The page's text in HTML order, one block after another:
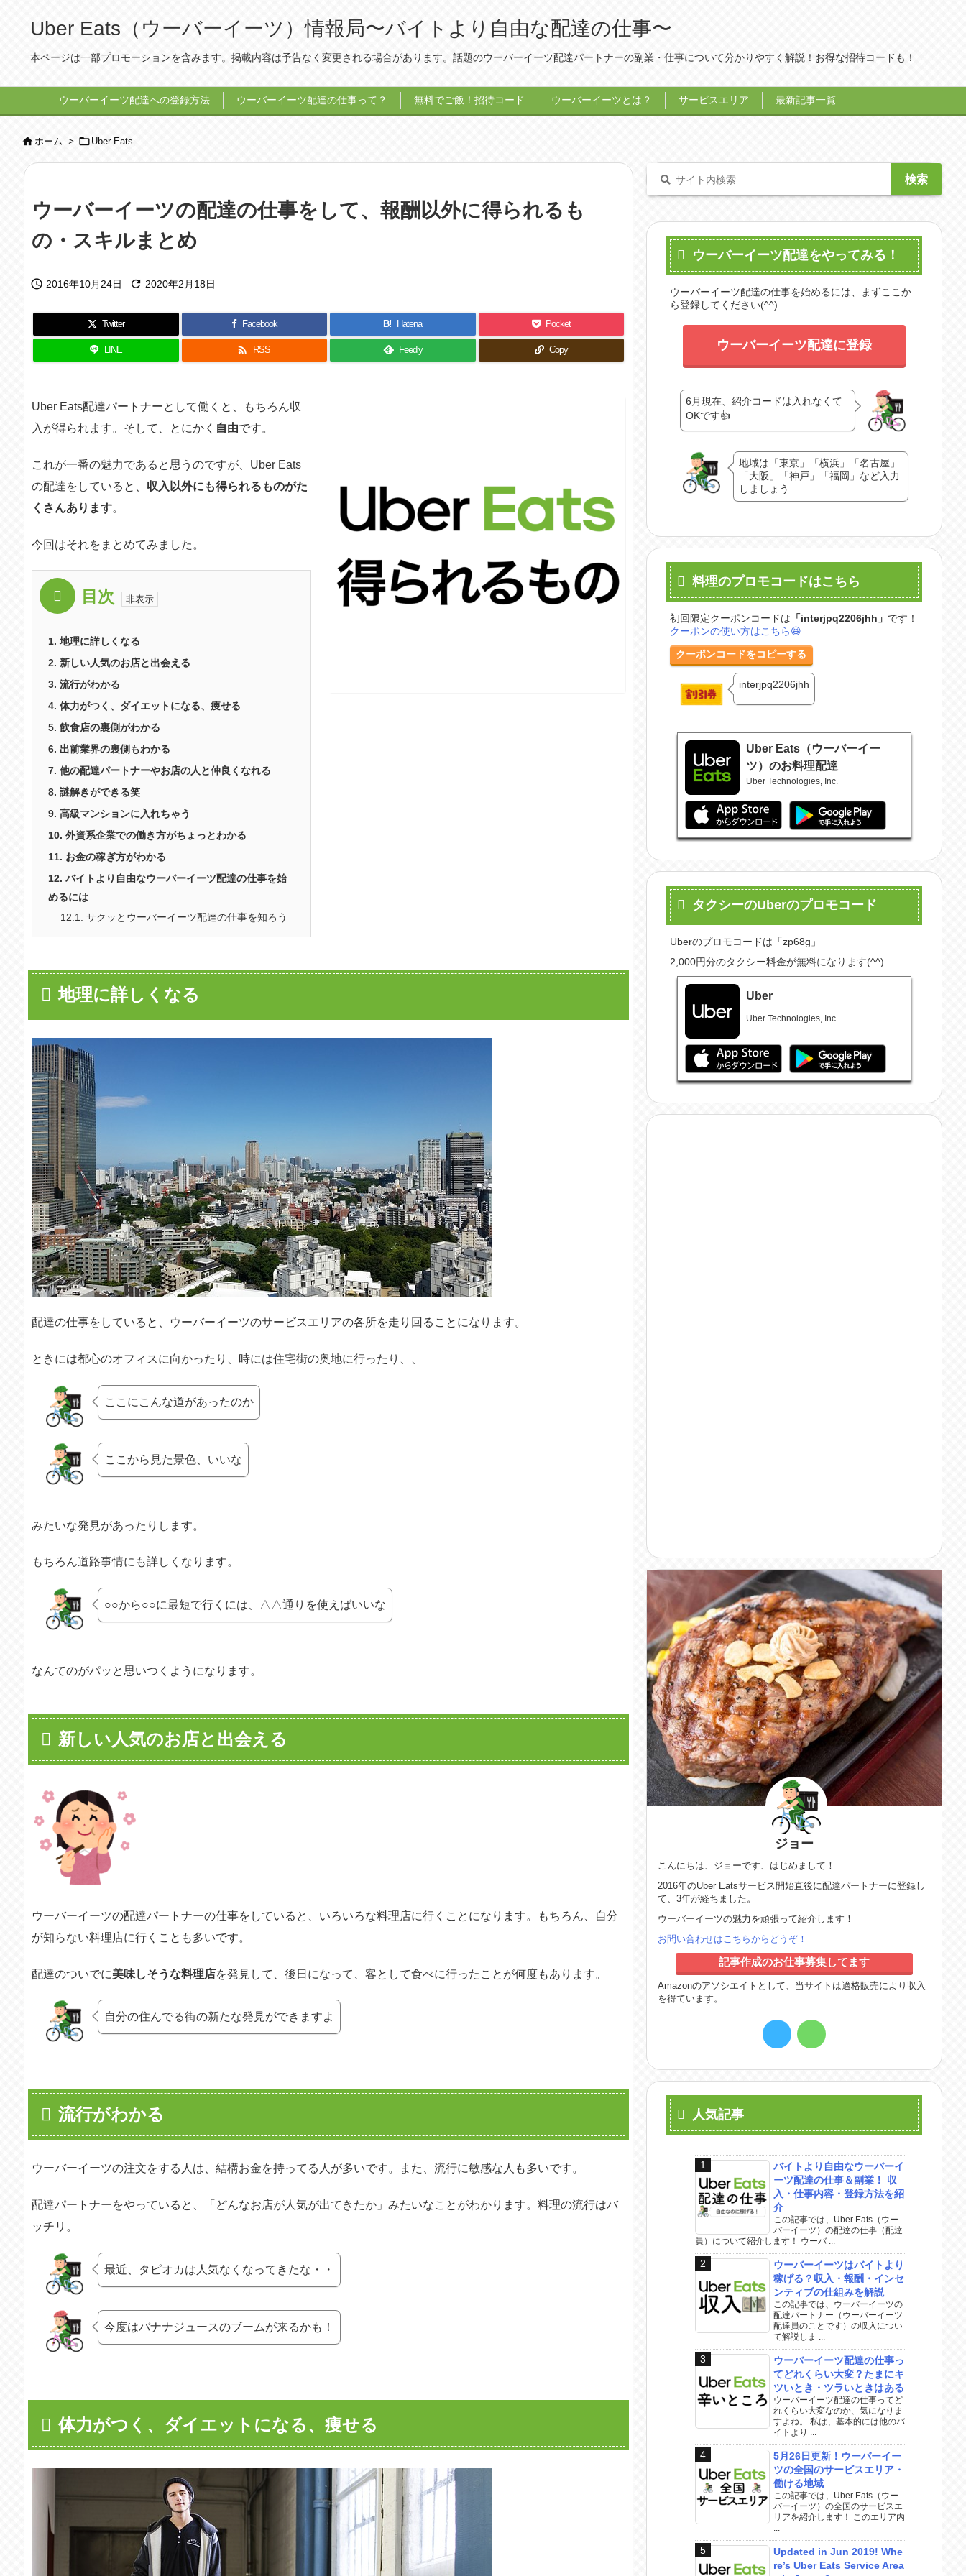
Uber Eats（ウーバーイーツ）情報局〜バイトより自由な配達の仕事〜
本ページは一部プロモーションを含みます。掲載内容は予告なく変更される場合があります。話題のウーバーイーツ配達パートナーの副業・仕事について分かりやすく解説！お得な招待コードも！
ウーバーイーツ配達への登録方法 ウーバーイーツ配達の仕事って？ 無料でご飯！招待コード ウーバーイーツとは？ サービスエリア 最新記事一覧
ホーム >  Uber Eats
ウーバーイーツの配達の仕事をして、報酬以外に得られるも
の・スキルまとめ
 2016年10月24日  2020年2月18日
Twitter Facebook B! Hatena Pocket
LINE  RSS Feedly Copy
Uber Eats配達パートナーとして働くと、もちろん収
入が得られます。そして、とにかく 自由です。
これが一番の魅力であると思うのですが、Uber Eats
の配達をしていると、 収入以外にも得られるものがた
くさんあります。
今回はそれをまとめてみました。
目次
1. 地理に詳しくなる
2. 新しい人気のお店と出会える
3. 流行がわかる
4. 体力がつく、ダイエットになる、痩せる
5. 飲食店の裏側がわかる
6. 出前業界の裏側もわかる
7. 他の配達パートナーやお店の人と仲良くなれる
8. 謎解きができる笑
9. 高級マンションに入れちゃう
10. 外資系企業での働き方がちょっとわかる
11. お金の稼ぎ方がわかる
12. バイトより自由なウーバーイーツ配達の仕事を始
めるには
12.1. サクッとウーバーイーツ配達の仕事を知ろう
地理に詳しくなる
配達の仕事をしていると、ウーバーイーツのサービスエリアの各所を走り回ることになります。
ときには都心のオフィスに向かったり、時には住宅街の奥地に行ったり、、
ここにこんな道があったのか
ここから見た景色、いいな
みたいな発見があったりします。
もちろん道路事情にも詳しくなります。
○○から○○に最短で行くには、△△通りを使えばいいな
なんてのがパッと思いつくようになります。
新しい人気のお店と出会える
ウーバーイーツの配達パートナーの仕事をしていると、いろいろな料理店に行くことになります。もちろん、自分
が知らない料理店に行くことも多いです。
配達のついでに美味しそうな料理店を発見して、後日になって、客として食べに行ったことが何度もあります。
自分の住んでる街の新たな発見ができますよ
流行がわかる
ウーバーイーツの注文をする人は、結構お金を持ってる人が多いです。また、流行に敏感な人も多いです。
配達パートナーをやっていると、「どんなお店が人気が出てきたか」みたいなことがわかります。料理の流行はバ
ッチリ。
最近、タピオカは人気なくなってきたな・・
今度はバナナジュースのブームが来るかも！
体力がつく、ダイエットになる、痩せる
ウーバーイーツ配達をやってみる！
ウーバーイーツ配達の仕事を始めるには、まずここか
ら登録してください(^^)
ウーバーイーツ配達に登録
6月現在、紹介コードは入れなくて
OKです👍
地域は「東京」「横浜」「名古屋」
「大阪」「神戸」「福岡」など入力
しましょう
料理のプロモコードはこちら
初回限定クーポンコードは 「interjpq2206jhh 」 です！
クーポンの使い方はこちら😆
クーポンコードをコピーする
interjpq2206jhh
Uber Eats（ウーバーイー
ツ）のお料理配達
Uber Technologies, Inc.
タクシーのUberのプロモコード
Uberのプロモコードは「zp68g」
2,000円分のタクシー料金が無料になります(^^)
Uber
Uber Technologies, Inc.
ジョー
こんにちは、ジョーです、はじめまして！
2016年のUber Eatsサービス開始直後に配達パートナーに登録し
て、3年が経ちました。
ウーバーイーツの魅力を頑張って紹介します！
お問い合わせはこちらからどうぞ！
記事作成のお仕事募集してます
Amazonのアソシエイトとして、当サイトは適格販売により収入
を得ています。
人気記事
バイトより自由なウーバーイ
ーツ配達の仕事＆副業！ 収
入・仕事内容・登録方法を紹
介
この記事では、Uber Eats（ウー
バーイーツ）の配達の仕事（配達
員）について紹介します！ ウーバ ...
ウーバーイーツはバイトより
稼げる？収入・報酬・インセ
ンティブの仕組みを解説
この記事では、ウーバーイーツの
配達パートナー（ウーバーイーツ
配達員のことです）の収入につい
て解説しま ...
ウーバーイーツ配達の仕事っ
てどれくらい大変？たまにキ
ツいとき・ツラいときはある
ウーバーイーツ配達の仕事ってど
れくらい大変なのか、気になりま
すよね。 私は、基本的には他のバ
イトより ...
5月26日更新！ウーバーイー
ツの全国のサービスエリア・
働ける地域
この記事では、Uber Eats（ウー
バーイーツ）の全国のサービスエ
リアを紹介します！ このエリア内
Updated in Jun 2019! Whe
re’s Uber Eats Service Area